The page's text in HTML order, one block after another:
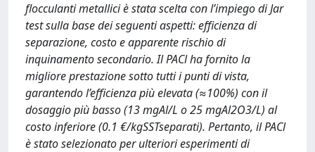
flocculanti metallici è stata scelta con l’impiego di Jar
test sulla base dei seguenti aspetti: efficienza di
separazione, costo e apparente rischio di
inquinamento secondario. Il PACl ha fornito la
migliore prestazione sotto tutti i punti di vista,
garantendo l’efficienza più elevata (≈100%) con il
dosaggio più basso (13 mgAl/L o 25 mgAl2O3/L) al
costo inferiore (0.1 €/kgSSTseparati). Pertanto, il PACl
è stato selezionato per ulteriori esperimenti di